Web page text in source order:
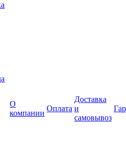
О
компании
Оплата
Доставка
и
самовывоз